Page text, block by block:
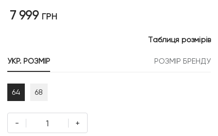
7 999 ГРН
УКР. РОЗМІР РОЗМІР БРЕНДУ
Таблиця розмірів
64 68
- +